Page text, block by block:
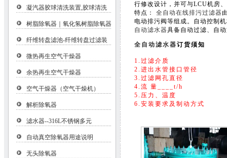
凝汽器胶球清洗装置,胶球清洗
树脂除氧器｜氧化氢树脂除氧器
纤维转盘滤池-纤维转盘过滤装
微热再生空气干燥器
余热再生空气干燥器
空气干燥器（空气干燥机）
解析除氧器
滤水器--316L不锈钢多元
自动真空除氧器用途说明
无头除氧器
行修改设计，并可与LCU机房
特点： 全自动在线排污过滤器
电动排污阀等组成。自动控制
自动滤水器具备自动过滤、自
全自动滤水器订货须知
1.过滤介质
2.进出水管接口管径
3.过滤网孔直径
4.流 量____t/h
5.压力、温度
6.安装要求及制动方式